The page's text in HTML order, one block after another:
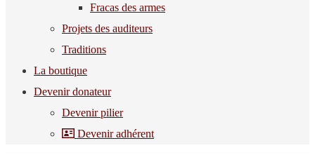
Fracas des armes
Projets des auditeurs
Traditions
La boutique
Devenir donateur
Devenir pilier
Devenir adhérent